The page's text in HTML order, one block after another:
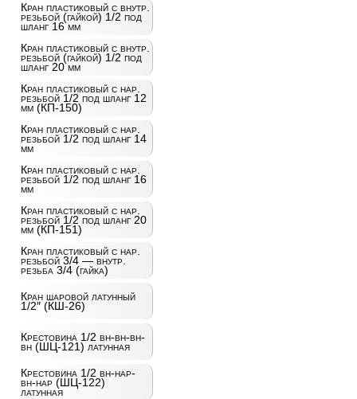
Кран пластиковый с внутр.
резьбой (гайкой) 1/2 под
шланг 16 мм
Кран пластиковый с внутр.
резьбой (гайкой) 1/2 под
шланг 20 мм
Кран пластиковый с нар.
резьбой 1/2 под шланг 12
мм (КП-150)
Кран пластиковый с нар.
резьбой 1/2 под шланг 14
мм
Кран пластиковый с нар.
резьбой 1/2 под шланг 16
мм
Кран пластиковый с нар.
резьбой 1/2 под шланг 20
мм (КП-151)
Кран пластиковый с нар.
резьбой 3/4 — внутр.
резьба 3/4 (гайка)
Кран шаровой латунный
1/2″ (КШ-26)
Крестовина 1/2 вн-вн-вн-
вн (ШЦ-121) латунная
Крестовина 1/2 вн-нар-
вн-нар (ШЦ-122)
латунная